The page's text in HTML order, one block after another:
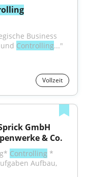
Business
Controlling..."
Vollzeit
GmbH
& Co.
Controlling *
Aufbau,